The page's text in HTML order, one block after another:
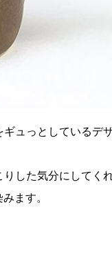
ュっとしているデ
りした気分にしてく
ます。